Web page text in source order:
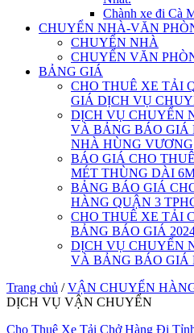
Chành xe đi Cà
CHUYỂN NHÀ-VĂN
CHUYỂN NHÀ
CHUYỂN VĂN
BẢNG GIÁ
CHO THUÊ XE TẢI
GIÁ DỊCH VỤ
DỊCH VỤ CHUYỂN
VÀ BẢNG BÁO GIÁ
NHÀ HÙNG VƯƠNG
BÁO GIÁ CHO
MÉT THÙNG DÀI
BẢNG BÁO GIÁ
HÀNG QUẬN 3
CHO THUÊ XE TẢI
BẢNG BÁO GIÁ
DỊCH VỤ CHUYỂN
VÀ BẢNG BÁO GIÁ
Trang chủ / VẬN CHUYỂN
DỊCH VỤ VẬN CHUYỂN
Cho Thuê Xe Tải Chở Hàng Đi